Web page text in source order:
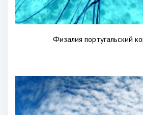
Физалия португальский